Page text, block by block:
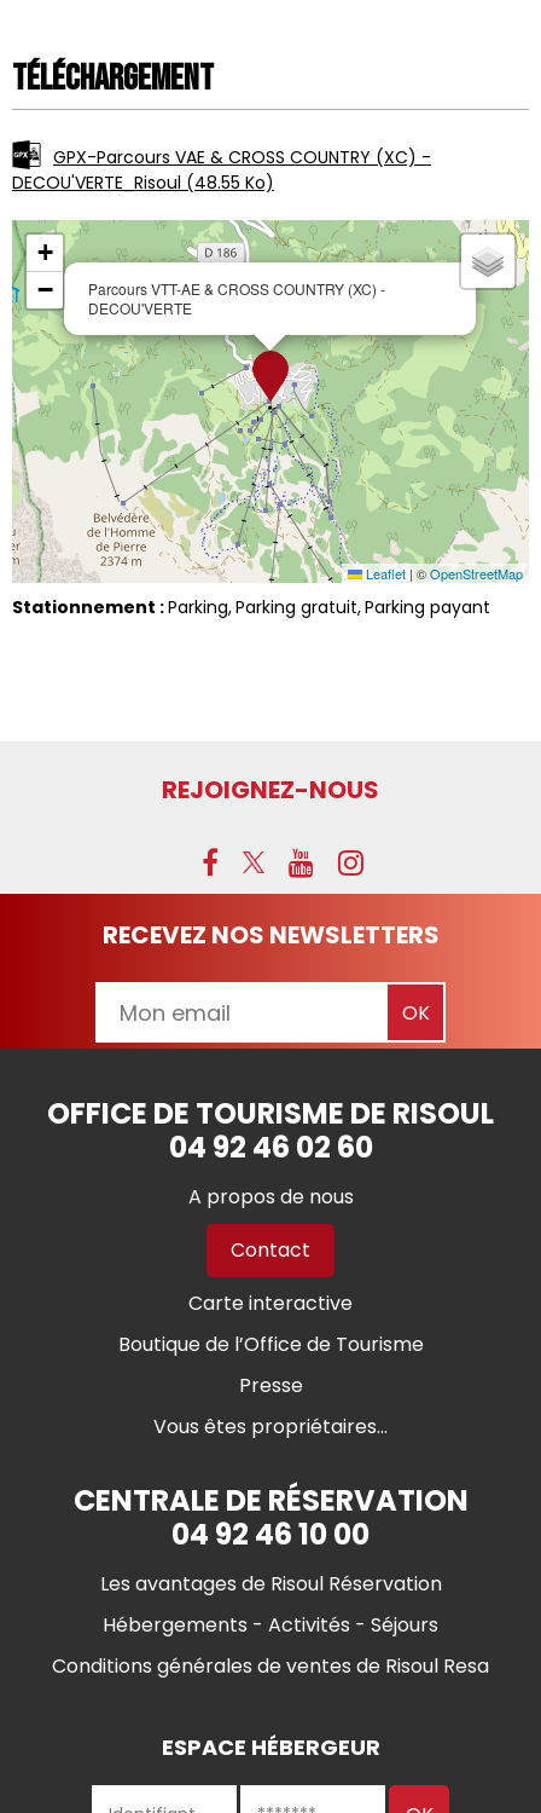
Téléchargement
GPX-Parcours VAE & CROSS COUNTRY (XC) -
DECOU'VERTE_Risoul (48.55 Ko)
Parcours VTT-AE & CROSS COUNTRY (XC) -
DECOU'VERTE
+
−
Leaflet | ©OpenStreetMap
Stationnement :Parking Parking gratuit Parking payant
REJOIGNEZ-NOUS
RECEVEZ NOS NEWSLETTERS
OFFICE DE TOURISME DE RISOUL
04 92 46 02 60
A propos de nous
Contact
Carte interactive
Boutique de l’Office de Tourisme
Presse
Vous êtes propriétaires...
CENTRALE DE RÉSERVATION
04 92 46 10 00
Les avantages de Risoul Réservation
Hébergements - Activités - Séjours
Conditions générales de ventes de Risoul Resa
ESPACE HÉBERGEUR